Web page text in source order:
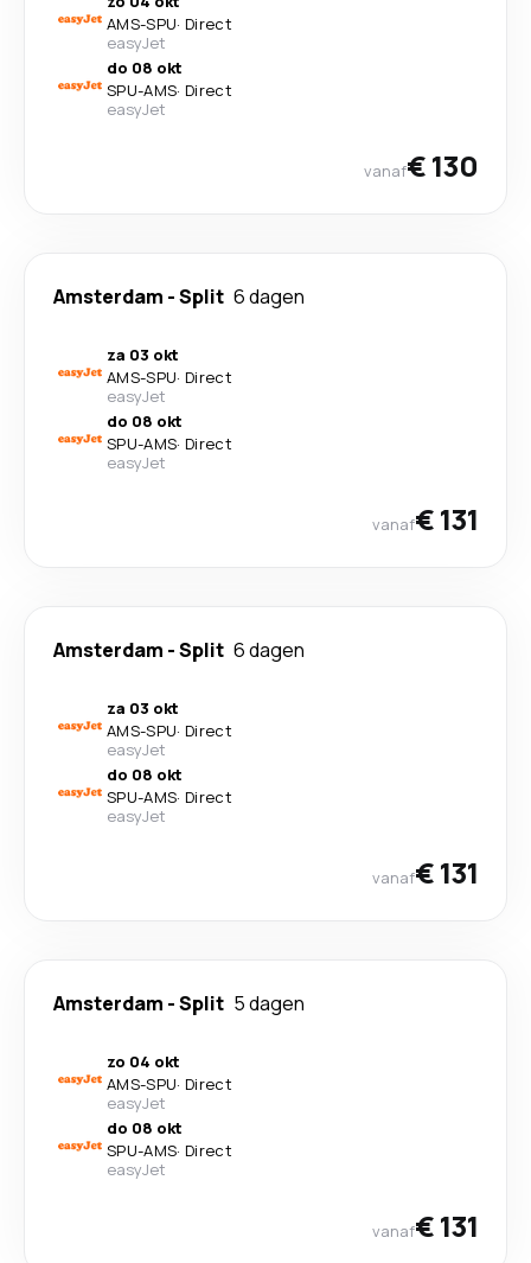
AMS-SPU· Direct
easyJet
do 08 okt
SPU-AMS· Direct
easyJet
vanaf€ 130
Amsterdam -Split 6 dagen
za 03 okt
AMS-SPU· Direct
easyJet
do 08 okt
SPU-AMS· Direct
easyJet
vanaf€ 131
Amsterdam -Split 6 dagen
za 03 okt
AMS-SPU· Direct
easyJet
do 08 okt
SPU-AMS· Direct
easyJet
vanaf€ 131
Amsterdam -Split 5 dagen
zo 04 okt
AMS-SPU· Direct
easyJet
do 08 okt
SPU-AMS· Direct
easyJet
vanaf€ 131